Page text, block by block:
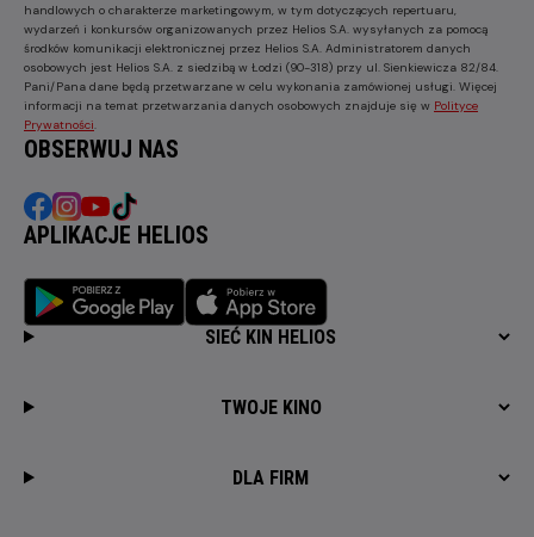
handlowych o charakterze marketingowym, w tym dotyczących repertuaru,
wydarzeń i konkursów organizowanych przez Helios S.A. wysyłanych za pomocą
środków komunikacji elektronicznej przez Helios S.A. Administratorem danych
osobowych jest Helios S.A. z siedzibą w Łodzi (90-318) przy ul. Sienkiewicza 82/84.
Pani/Pana dane będą przetwarzane w celu wykonania zamówionej usługi. Więcej
informacji na temat przetwarzania danych osobowych znajduje się w Polityce
Prywatności
OBSERWUJ NAS
APLIKACJE HELIOS
SIEĆ KIN HELIOS
TWOJE KINO
DLA FIRM